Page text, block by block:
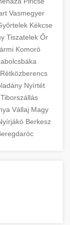
procedure
in
for clinic
growth
+
+
150%.
+
Vasmegyer
Kékcse
Tiszatelek Őr
Komoró
Rétközberencs
Nyírtét
Tiborszállás
Vállaj Magy
Berkesz